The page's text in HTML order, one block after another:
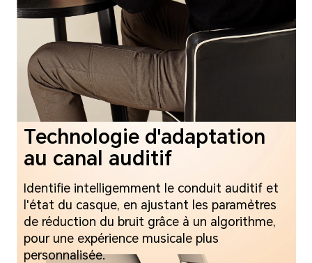
Technologie d'adaptation
au canal auditif
Identifie intelligemment le conduit auditif et
l'état du casque, en ajustant les paramètres
de réduction du bruit grâce à un algorithme,
pour une expérience musicale plus
personnalisée.